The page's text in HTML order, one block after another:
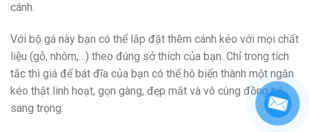
cánh.
Với bộ gá này bạn có thể lắp đặt thêm cánh kéo với mọi chất
liệu (gỗ, nhôm,…) theo đúng sở thích của bạn. Chỉ trong tích
tắc thì giá để bát đĩa của bạn có thể hô biến thành một ngăn
kéo thật linh hoạt, gọn gàng, đẹp mắt và vô cùng đồng bộ,
sang trọng.